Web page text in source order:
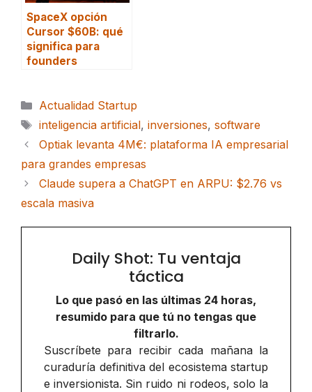
SpaceX opción
Cursor $60B: qué
significa para
founders
Categorías
Actualidad Startup
Etiquetas
inteligencia artificial, inversiones, software
Optiak levanta 4M€: plataforma IA empresarial
para grandes empresas
Claude supera a ChatGPT en ARPU: $2.76 vs
escala masiva
Daily Shot: Tu ventaja
táctica
Lo que pasó en las últimas 24 horas,
resumido para que tú no tengas que
filtrarlo.
Suscríbete para recibir cada mañana la
curaduría definitiva del ecosistema startup
e inversionista. Sin ruido ni rodeos, solo la